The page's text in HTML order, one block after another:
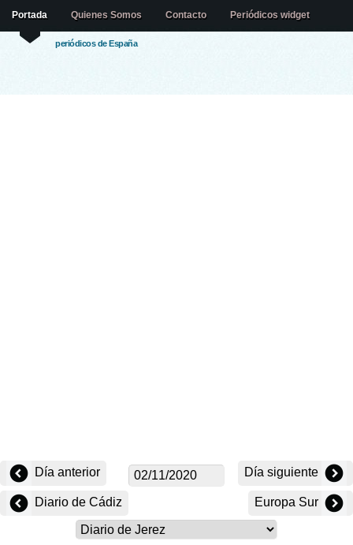
periódicos de España
Portada Quienes Somos Contacto Periódicos widget
Día anterior Día siguiente
Diario de Cádiz Europa Sur